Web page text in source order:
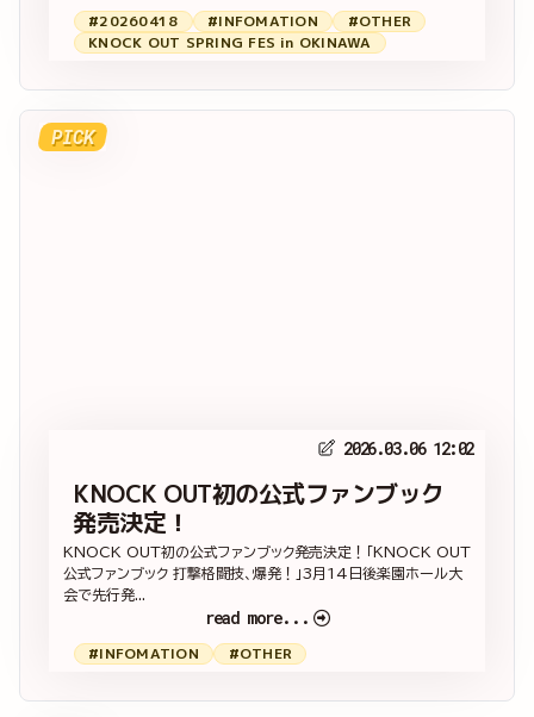
#20260418 #INFOMATION
#OTHER
KNOCK OUT SPRING FES in OKINAWA
PICK
2026.03.06 12:02
KNOCK OUT初の公式ファンブック
発売決定！
KNOCK OUT初の公式ファンブック発売決定！「KNOCK OUT
公式ファンブック 打撃格闘技、爆発！」3月14日後楽園ホール大
会で先行発...
read more...
#INFOMATION #OTHER